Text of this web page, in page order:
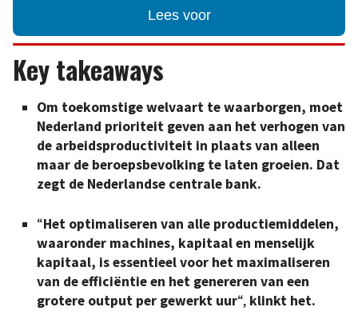
Lees voor
Key takeaways
Om toekomstige welvaart te waarborgen, moet
Nederland prioriteit geven aan het verhogen van
de arbeidsproductiviteit in plaats van alleen
maar de beroepsbevolking te laten groeien. Dat
zegt de Nederlandse centrale bank.
“Het optimaliseren van alle productiemiddelen,
waaronder machines, kapitaal en menselijk
kapitaal, is essentieel voor het maximaliseren
van de efficiëntie en het genereren van een
grotere output per gewerkt uur“, klinkt het.